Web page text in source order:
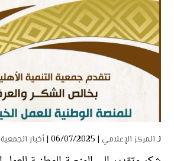
لـالمركز الإعلامي | 06/07/2025 | أخبار الجمعية